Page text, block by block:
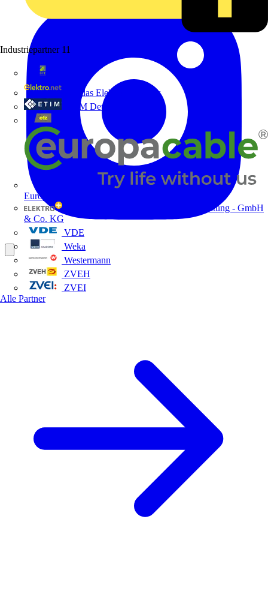
Industriepartner 11
de - das Elektrohandwerk
ETIM Deutschland eV
Europacable
GED Gesellschaft für Energiedienstleistung - GmbH
& Co. KG
VDE
Weka
Westermann
ZVEH
ZVEI
Alle Partner